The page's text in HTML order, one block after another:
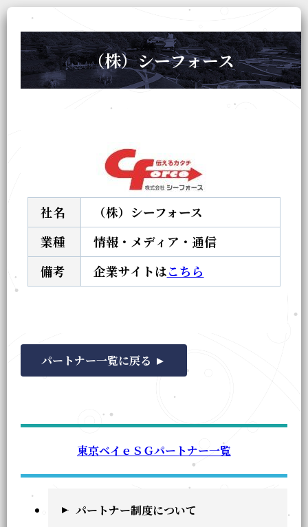
（株）シーフォース
東京ベイｅＳＧパートナー一覧
パートナー制度について
社名
（株）シーフォース
業種
情報・メディア・通信
備考
企業サイトはこちら
パートナー一覧に戻る